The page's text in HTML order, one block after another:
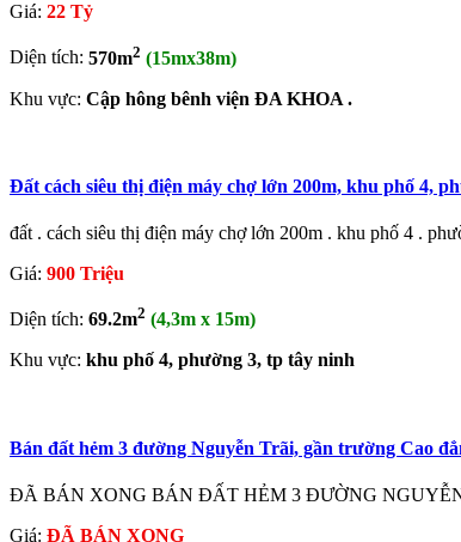
Giá: 22 Tỷ
Diện tích: 570m2 (15mx38m)
Khu vực: Cập hông bênh viện ĐA KHOA .
Đất cách siêu thị điện máy chợ lớn 200m, khu phố 4,
đất . cách siêu thị điện máy chợ lớn 200m . khu phố 4 .
Giá: 900 Triệu
Diện tích: 69.2m2 (4,3m x 15m)
Khu vực: khu phố 4, phường 3, tp tây ninh
Bán đất hẻm 3 đường Nguyễn Trãi, gần trường Cao
ĐÃ BÁN XONG BÁN ĐẤT HẺM 3 ĐƯỜNG NGUYỄN
Giá: ĐÃ BÁN XONG